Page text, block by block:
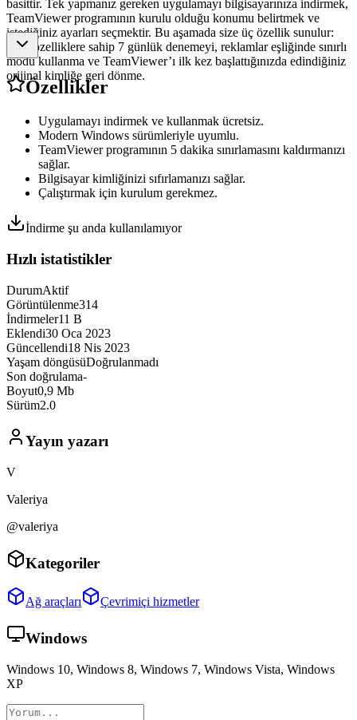
basittir. Tek yapmanız gereken uygulamayı bilgisayarınıza indirmek,
TeamViewer programının kurulu olduğu konumu belirtmek ve
istediğiniz ayarları seçmektir. Bu aşamada size üç özellik sunulur:
Tüm özelliklere sahip 7 günlük denemeyi, reklamlar eşliğinde sınırlı
modu kullanma ve TeamViewer’ı ilk kez başlattığınızda edindiğiniz
orijinal kimliğe geri dönme.
Özellikler
Uygulamayı indirmek ve kullanmak ücretsiz.
Modern Windows sürümleriyle uyumlu.
TeamViewer programının 5 dakika sınırlamasını kaldırmanızı
sağlar.
Bilgisayar kimliğinizi sıfırlamanızı sağlar.
Çalıştırmak için kurulum gerekmez.
İndirme şu anda kullanılamıyor
Hızlı istatistikler
DurumAktif
Görüntülenme314
İndirmeler11 B
Eklendi30 Oca 2023
Güncellendi18 Nis 2023
Yaşam döngüsüDoğrulanmadı
Son doğrulama-
Boyut0,9 Mb
Sürüm2.0
Yayın yazarı
V
Valeriya
@valeriya
Kategoriler
Ağ araçları Çevrimiçi hizmetler
Windows
Windows 10, Windows 8, Windows 7, Windows Vista, Windows
XP